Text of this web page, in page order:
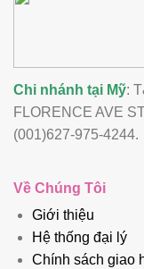
Chi nhánh tại Mỹ:
FLORENCE AVE
(001)627-975-4244.
Về Chúng Tôi
Giới thiệu
Hệ thống đại lý
Chính sách giao